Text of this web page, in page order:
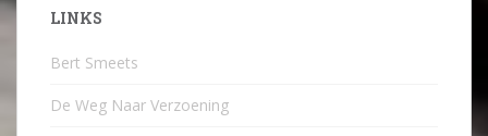
LINKS
Bert Smeets
De Weg Naar Verzoening